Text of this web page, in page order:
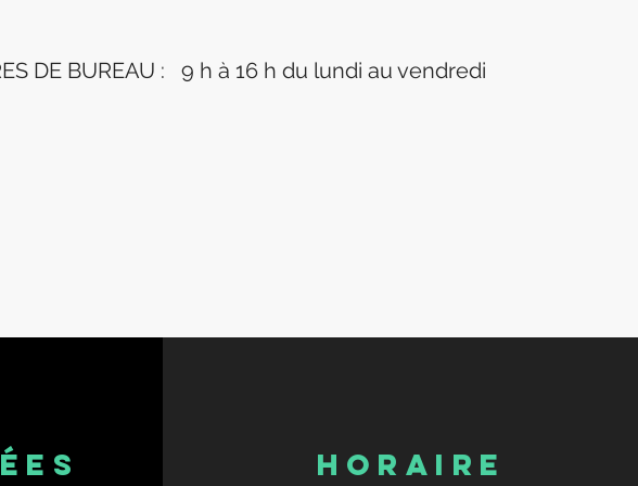
DE BUREAU : 9 h à 16 h du lundi au vendredi
HORAIRE